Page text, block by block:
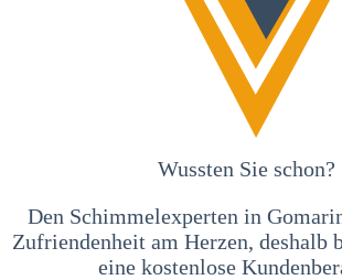
Wussten Sie schon?
Den Schimmelexperten in
Zufriendenheit am Herzen, deshalb
eine kostenlose